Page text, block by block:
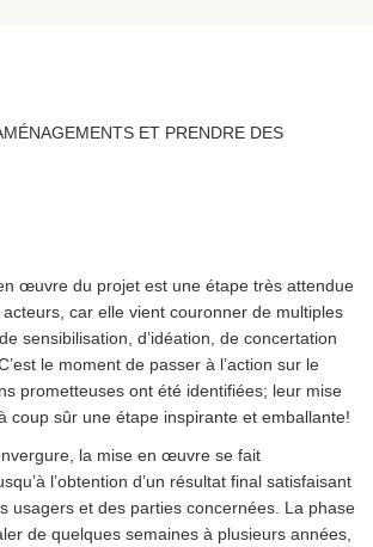
ET PRENDRE DES
œuvre du projet est une étape très attendue
acteurs, car elle vient couronner de multiples
sensibilisation, d’idéation, de concertation
le moment de passer à l’action sur le
prometteuses ont été identifiées; leur mise
coup sûr une étape inspirante et emballante!
la mise en œuvre se fait
l’obtention d’un résultat final satisfaisant
usagers et des parties concernées. La phase
de quelques semaines à plusieurs années,